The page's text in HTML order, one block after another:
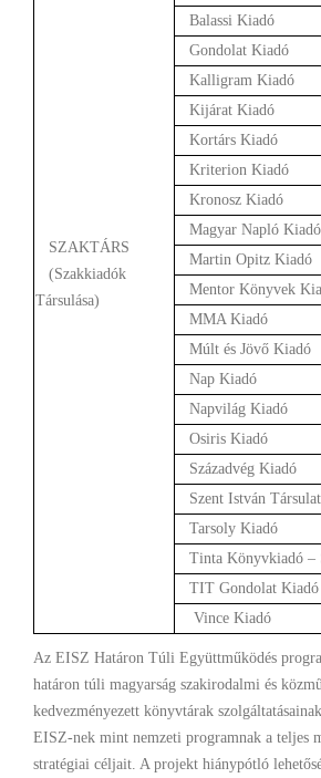
SZAKTÁRS
(Szakkiadók
Társulása)
Balassi Kiadó
Gondolat Kiadó
Kalligram Kiadó
Kijárat Kiadó
Kortárs Kiadó
Kriterion Kiadó
Kronosz Kiadó
Magyar Napló Kiadó
Martin Opitz Kiadó
Mentor Könyvek
MMA Kiadó
Múlt és Jövő Kiadó
Nap Kiadó
Napvilág Kiadó
Osiris Kiadó
Századvég Kiadó
Szent István Társulat
Tarsoly Kiadó
Tinta Könyvkiadó –
TIT Gondolat Kiadó
Vince Kiadó
Az EISZ Határon Túli Együttműködés
határon túli magyarság szakirodalmi és
kedvezményezett könyvtárak
EISZ-nek mint nemzeti programnak a teljes
stratégiai céljait. A projekt hiánypótló